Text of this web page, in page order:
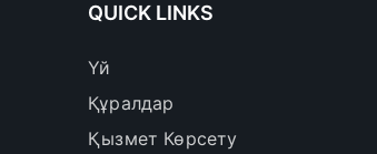
QUICK LINKS
Үй
Құралдар
Қызмет Көрсету